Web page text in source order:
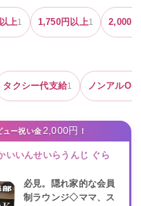
上1 1,750円以上1 2,000
タクシー代支給1 ノンアルOK
ュー祝い金2,000円 ！
いいんせいらうんじ ぐら
必見。隠れ家的な会員
制ラウンジ◇ママ、ス